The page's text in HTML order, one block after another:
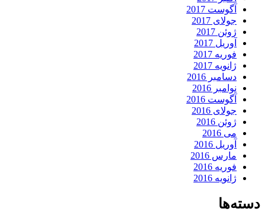
آگوست 2017
جولای 2017
ژوئن 2017
آوریل 2017
فوریه 2017
ژانویه 2017
دسامبر 2016
نوامبر 2016
آگوست 2016
جولای 2016
ژوئن 2016
می 2016
آوریل 2016
مارس 2016
فوریه 2016
ژانویه 2016
دسته‌ها